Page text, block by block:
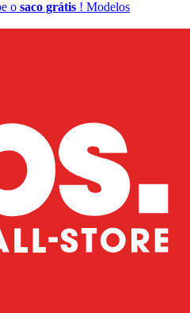
o saco grátis ! Modelos